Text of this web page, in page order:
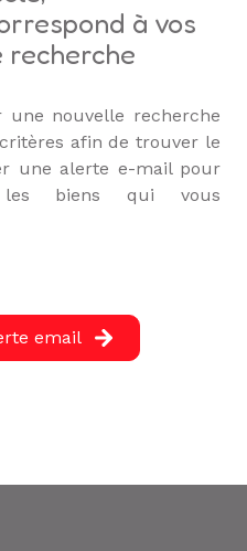
à vos
une nouvelle recherche
afin de trouver le
une alerte e-mail pour
les biens qui vous
email